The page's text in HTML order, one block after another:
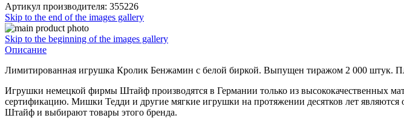
Артикул производителя: 355226
Skip to the end of the images gallery
Skip to the beginning of the images gallery
Описание
Лимитированная игрушка Кролик Бенжамин с белой биркой. Выпущен тиражом 2 000 штук.
Игрушки немецкой фирмы Штайф производятся в Германии только из высококачественных
сертификацию. Мишки Тедди и другие мягкие игрушки на протяжении десятков лет
Штайф и выбирают товары этого бренда.